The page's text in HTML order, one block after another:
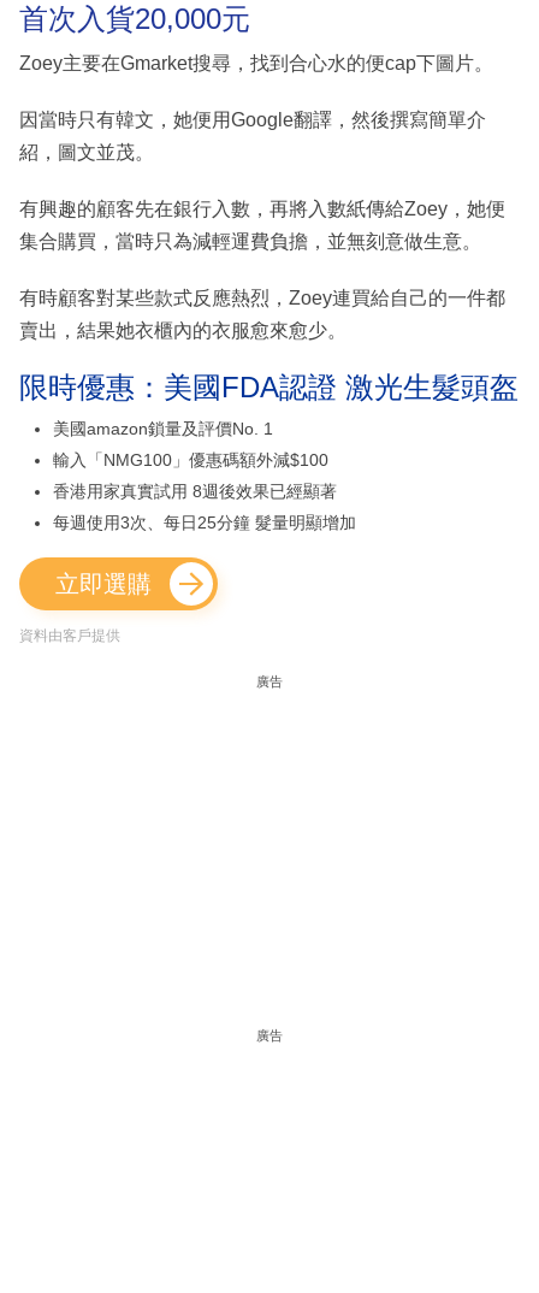
首次入貨20,000元
Zoey主要在Gmarket搜尋，找到合心水的便cap下圖片。
因當時只有韓文，她便用Google翻譯，然後撰寫簡單介
紹，圖文並茂。
有興趣的顧客先在銀行入數，再將入數紙傳給Zoey，她便
集合購買，當時只為減輕運費負擔，並無刻意做生意。
有時顧客對某些款式反應熱烈，Zoey連買給自己的一件都
賣出，結果她衣櫃內的衣服愈來愈少。
限時優惠：美國FDA認證 激光生髮頭盔
美國amazon鎖量及評價No. 1
輸入「NMG100」優惠碼額外減$100
香港用家真實試用 8週後效果已經顯著
每週使用3次、每日25分鐘 髮量明顯增加
立即選購
資料由客戶提供
廣告
廣告